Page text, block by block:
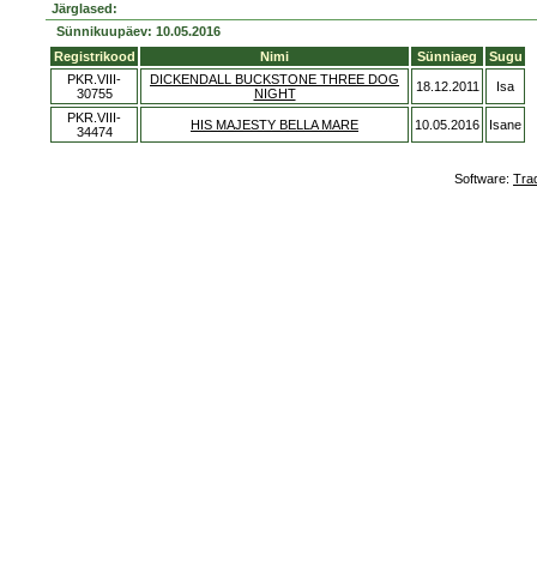
Järglased:
Sünnikuupäev: 10.05.2016
Registrikood
Nimi Sünniaeg
Sugu
PKR.VIII-
30755
DICKENDALL BUCKSTONE THREE DOG
NIGHT
18.12.2011 Isa
PKR.VIII-
34474
HIS MAJESTY BELLA MARE 10.05.2016 Isane
Software: